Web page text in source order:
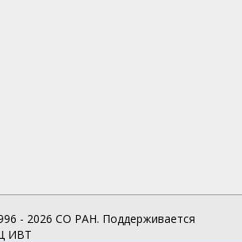
- 2026 СО РАН. Поддерживается
ИВТ